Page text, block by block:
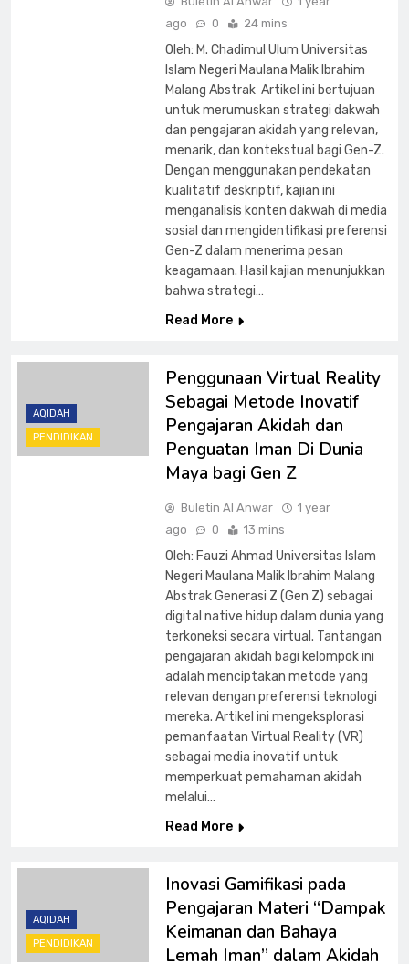
ago
0 24 mins
Oleh: M. Chadimul Ulum Universitas
Islam Negeri Maulana Malik Ibrahim
Malang Abstrak Artikel ini bertujuan
untuk merumuskan strategi dakwah
dan pengajaran akidah yang relevan,
menarik, dan kontekstual bagi Gen-Z.
Dengan menggunakan pendekatan
kualitatif deskriptif, kajian ini
menganalisis konten dakwah di media
sosial dan mengidentifikasi preferensi
Gen-Z dalam menerima pesan
keagamaan. Hasil kajian menunjukkan
bahwa strategi…
Read More
AQIDAH
PENDIDIKAN
Penggunaan Virtual Reality
Sebagai Metode Inovatif
Pengajaran Akidah dan
Penguatan Iman Di Dunia
Maya bagi Gen Z
Buletin Al Anwar
1 year
ago
0 13 mins
Oleh: Fauzi Ahmad Universitas Islam
Negeri Maulana Malik Ibrahim Malang
Abstrak Generasi Z (Gen Z) sebagai
digital native hidup dalam dunia yang
terkoneksi secara virtual. Tantangan
pengajaran akidah bagi kelompok ini
adalah menciptakan metode yang
relevan dengan preferensi teknologi
mereka. Artikel ini mengeksplorasi
pemanfaatan Virtual Reality (VR)
sebagai media inovatif untuk
memperkuat pemahaman akidah
melalui…
Read More
AQIDAH
PENDIDIKAN
Inovasi Gamifikasi pada
Pengajaran Materi “Dampak
Keimanan dan Bahaya
Lemah Iman” dalam Akidah